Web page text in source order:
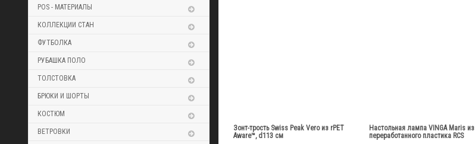
POS - МАТЕРИАЛЫ
КОЛЛЕКЦИИ СТАН
ФУТБОЛКА
РУБАШКА ПОЛО
ТОЛСТОВКА
БРЮКИ И ШОРТЫ
КОСТЮМ
ВЕТРОВКИ
Зонт-трость Swiss Peak Vero из rPET
Aware™, d113 см
Настольная лампа VINGA Maris из
переработанного пластика RCS